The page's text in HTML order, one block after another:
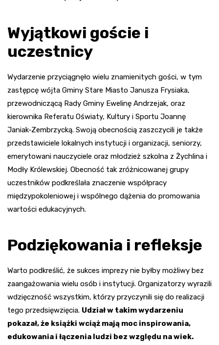
Wyjątkowi goście i
uczestnicy
Wydarzenie przyciągnęło wielu znamienitych gości, w tym
zastępcę wójta Gminy Stare Miasto Janusza Frysiaka,
przewodniczącą Rady Gminy Ewelinę Andrzejak, oraz
kierownika Referatu Oświaty, Kultury i Sportu Joannę
Janiak-Zembrzycką. Swoją obecnością zaszczycili je także
przedstawiciele lokalnych instytucji i organizacji, seniorzy,
emerytowani nauczyciele oraz młodzież szkolna z Żychlina i
Modły Królewskiej. Obecność tak zróżnicowanej grupy
uczestników podkreślała znaczenie współpracy
międzypokoleniowej i wspólnego dążenia do promowania
wartości edukacyjnych.
Podziękowania i refleksje
Warto podkreślić, że sukces imprezy nie byłby możliwy bez
zaangażowania wielu osób i instytucji. Organizatorzy wyrazili
wdzięczność wszystkim, którzy przyczynili się do realizacji
tego przedsięwzięcia. Udział w takim wydarzeniu
pokazał, że książki wciąż mają moc inspirowania,
edukowania i łączenia ludzi bez względu na wiek.